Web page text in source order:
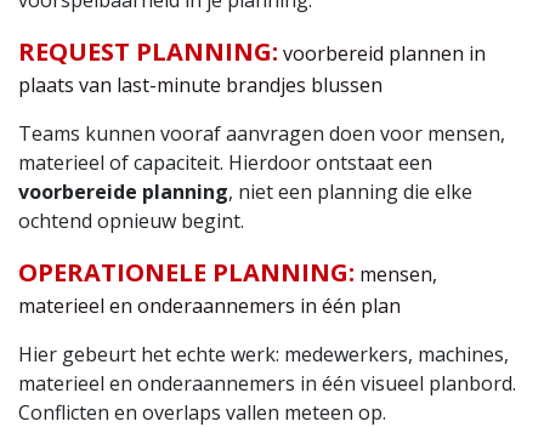
REQUEST PLANNING: voorbereid plannen in
plaats van last-minute brandjes blussen
Teams kunnen vooraf aanvragen doen voor mensen,
materieel of capaciteit. Hierdoor ontstaat een
voorbereide planning, niet een planning die elke
ochtend opnieuw begint.
OPERATIONELE PLANNING: mensen,
materieel en onderaannemers in één plan
Hier gebeurt het echte werk: medewerkers, machines,
materieel en onderaannemers in één visueel planbord.
Conflicten en overlaps vallen meteen op.